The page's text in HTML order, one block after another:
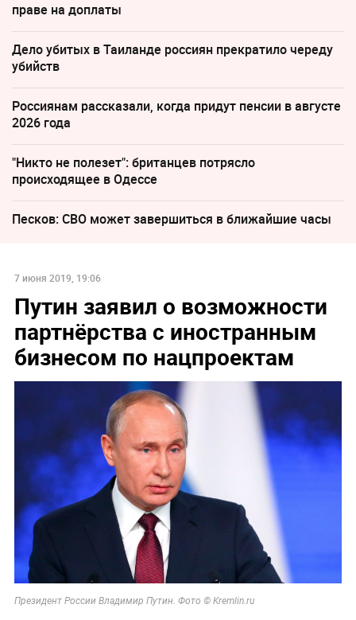
праве на доплаты
Дело убитых в Таиланде россиян прекратило череду
убийств
Россиянам рассказали, когда придут пенсии в августе
2026 года
"Никто не полезет": британцев потрясло
происходящее в Одессе
Песков: СВО может завершиться в ближайшие часы
7 июня 2019, 19:06
Путин заявил о возможности
партнёрства с иностранным
бизнесом по нацпроектам
Президент России Владимир Путин. Фото © Kremlin.ru